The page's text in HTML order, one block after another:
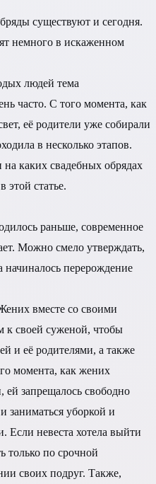
существуют и сегодня.
немного в искаженном
людей тема
часто. С того момента, как
её родители уже собирали
в несколько этапов.
каких свадебных обрядах
этой статье.
раньше, современное
Можно смело утверждать,
начиналось перерождение
вместе со своими
к своей суженой, чтобы
и её родителями, а также
момента, как жених
ей запрещалось свободно
заниматься уборкой и
невеста хотела выйти
только по срочной
своих подруг. Также,